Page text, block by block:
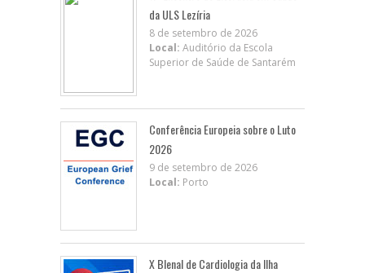
da ULS Lezíria
8 de setembro de 2026
Local: Auditório da Escola
Superior de Saúde de Santarém
Conferência Europeia sobre o Luto
2026
9 de setembro de 2026
Local: Porto
X BIenal de Cardiologia da Ilha